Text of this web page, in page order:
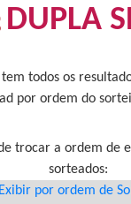
DUPLA
todos os
por ordem do
de trocar a ordem de
sorteados:
Exibir por ordem de